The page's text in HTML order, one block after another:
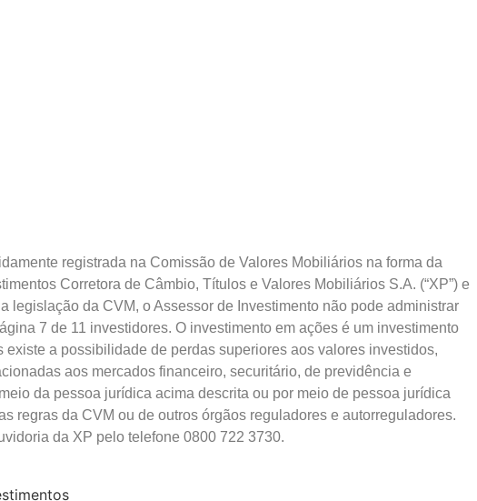
registrada na Comissão de Valores Mobiliários na forma da
Corretora de Câmbio, Títulos e Valores Mobiliários S.A. (“XP”) e
legislação da CVM, o Assessor de Investimento não pode administrar
7 de 11 investidores. O investimento em ações é um investimento
a possibilidade de perdas superiores aos valores investidos,
aos mercados financeiro, securitário, de previdência e
da pessoa jurídica acima descrita ou por meio de pessoa jurídica
regras da CVM ou de outros órgãos reguladores e autorreguladores.
da XP pelo telefone 0800 722 3730.